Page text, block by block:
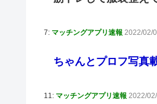
7: マッチングアプリ速報 2022/02/
ちゃんとプロフ写真
11: マッチングアプリ速報 2022/